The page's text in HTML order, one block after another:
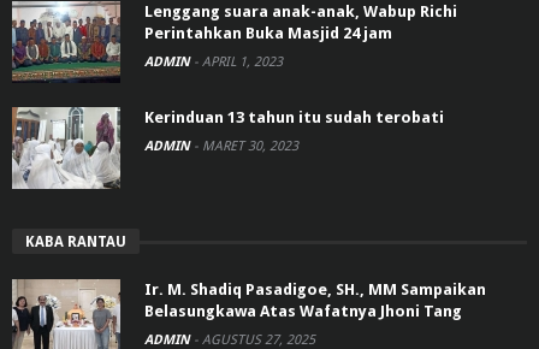
Lenggang suara anak-anak, Wabup Richi
Perintahkan Buka Masjid 24 jam
ADMIN - APRIL 1, 2023
Kerinduan 13 tahun itu sudah terobati
ADMIN - MARET 30, 2023
KABA RANTAU
Ir. M. Shadiq Pasadigoe, SH., MM Sampaikan
Belasungkawa Atas Wafatnya Jhoni Tang
ADMIN - AGUSTUS 27, 2025